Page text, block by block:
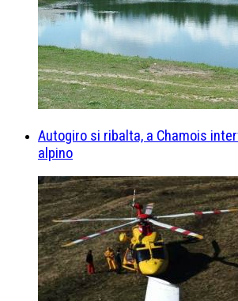
Autogiro si ribalta, a Chamois
alpino